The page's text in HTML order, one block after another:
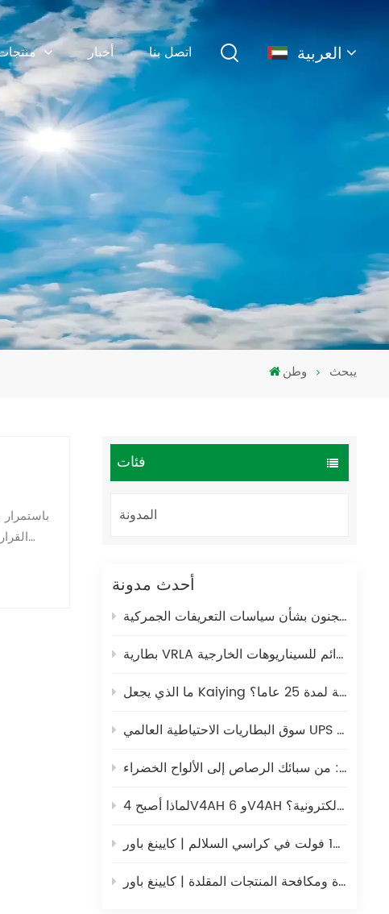
منتجات أخبار اتصل بنا العربية
español
português
Türkçe
وطن يبحث
فئات
المدونة
أحدث مدونة
بطارية VRLA لمحطات الطاقة المحمولة: حل طاقة آمن ودائم للسيناريوهات الخارجية
ما الذي يجعل Kaiying شريكا عالميا موثوقا به في تصنيع بطاريات الرصاص الحمضية لمدة 25 عاما؟
تحليل شامل لتصنيع ألواح بطاريات الرصاص الحمضية: من سبائك الرصاص إلى الألواح الخضراء
لماذا أصبح 4V4AH و 6V4AH مصدر الطاقة المفضل للموازين الإلكترونية؟
| كايينغ باور
الحفاظ على الجودة ومكافحة المنتجات المقلدة | كايينغ باور